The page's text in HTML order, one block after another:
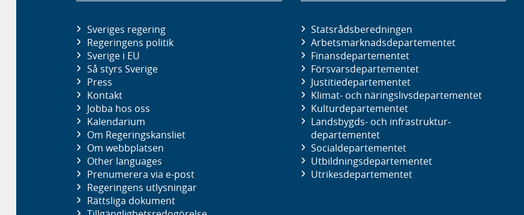
Sveriges regering
Regeringens politik
Sverige i EU
Så styrs Sverige
Press
Kontakt
Jobba hos oss
Kalendarium
Om Regeringskansliet
Om webbplatsen
Other languages
Prenumerera via e-post
Regeringens utlysningar
Rättsliga dokument
Statsrådsberedningen
Arbetsmarknads­departementet
Finans­departementet
Försvars­departementet
Justitie­departementet
Klimat- och näringslivs­departementet
Kultur­departementet
Landsbygds- och infrastruktur­
departementet
Social­departementet
Utbildnings­departementet
Utrikes­departementet